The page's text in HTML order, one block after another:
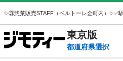
東京版
都道府県選択